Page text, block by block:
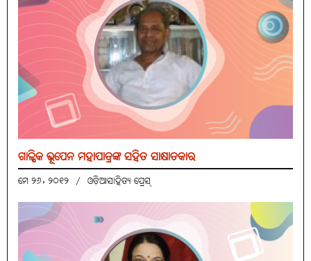
ଗାଳ୍ପିକ ଭୂପେନ ମହାପାତ୍ରଙ୍କ ସହିତ ସାକ୍ଷାତକାର
ମେ ୨୬, ୨୦୧୨ / ଓଡ଼ିଆସାହିତ୍ୟ ପ୍ରେସ୍‌